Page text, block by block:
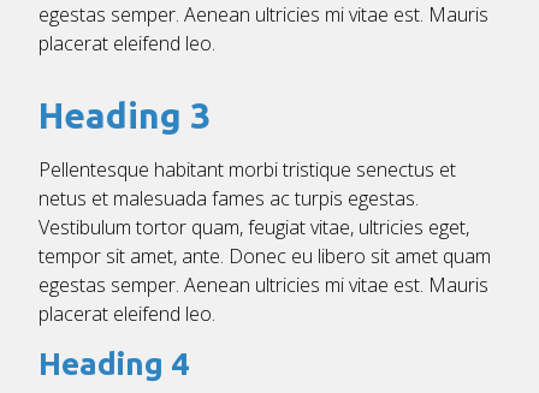
egestas semper. Aenean ultricies mi vitae est. Mauris
placerat eleifend leo.
Heading 3
Pellentesque habitant morbi tristique senectus et
netus et malesuada fames ac turpis egestas.
Vestibulum tortor quam, feugiat vitae, ultricies eget,
tempor sit amet, ante. Donec eu libero sit amet quam
egestas semper. Aenean ultricies mi vitae est. Mauris
placerat eleifend leo.
Heading 4